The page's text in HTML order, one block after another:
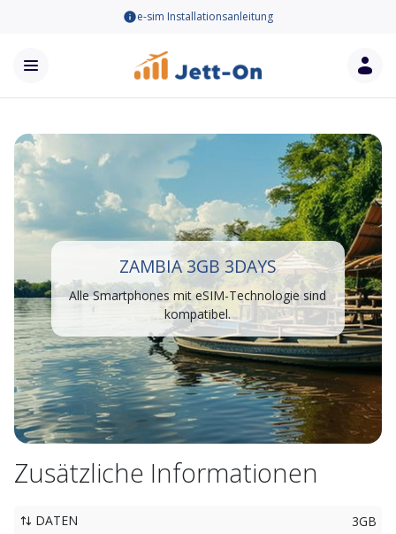
e-sim Installationsanleitung
ZAMBIA 3GB 3DAYS
Alle Smartphones mit eSIM-Technologie sind
kompatibel.
Zusätzliche Informationen
DATEN
3GB